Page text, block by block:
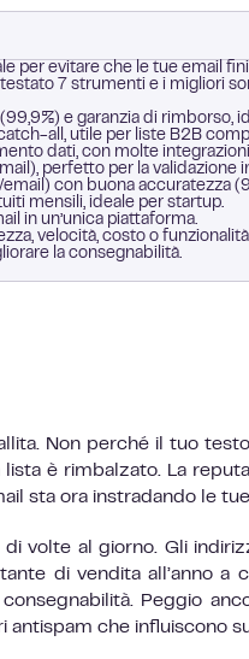
per evitare che le tue email
7 strumenti e i migliori
e garanzia di rimborso,
all, utile per liste B2B
dati, con molte
perfetto per la validazione
con buona accuratezza
mensili, ideale per startup.
in un’unica piattaforma.
velocità, costo o
la consegnabilità.
Non perché il tuo
è rimbalzato. La
sta ora instradando le
volte al giorno. Gli
di vendita all’anno a
Peggio
antispam che influiscono